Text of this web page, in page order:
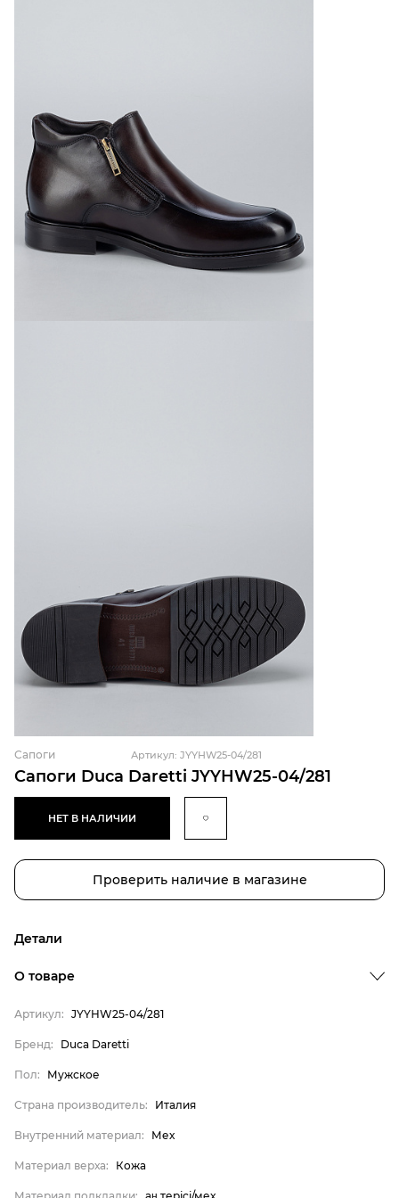
Сапоги Duca Daretti JYYHW25-04/281
Сапоги Артикул: JYYHW25-04/281
НЕТ В НАЛИЧИИ
Проверить наличие в магазине
Детали
О товаре
Артикул: JYYHW25-04/281
Бренд: Duca Daretti
Пол: Мужское
Страна производитель: Италия
Внутренний материал: Мех
Материал верха: Кожа